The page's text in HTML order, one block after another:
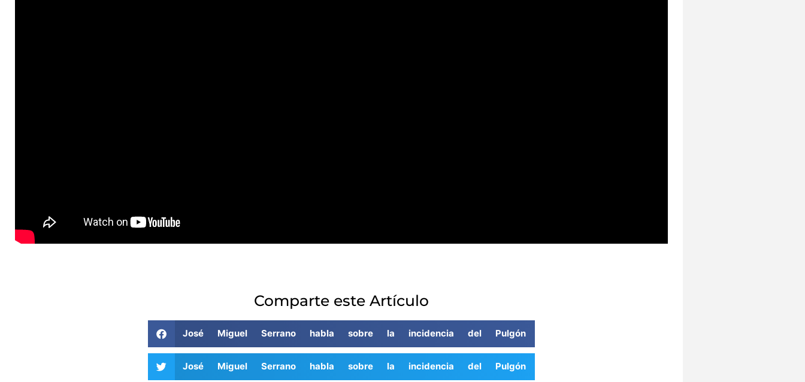
Comparte este Artículo
José Miguel Serrano habla sobre la incidencia del Pulgón
José Miguel Serrano habla sobre la incidencia del Pulgón